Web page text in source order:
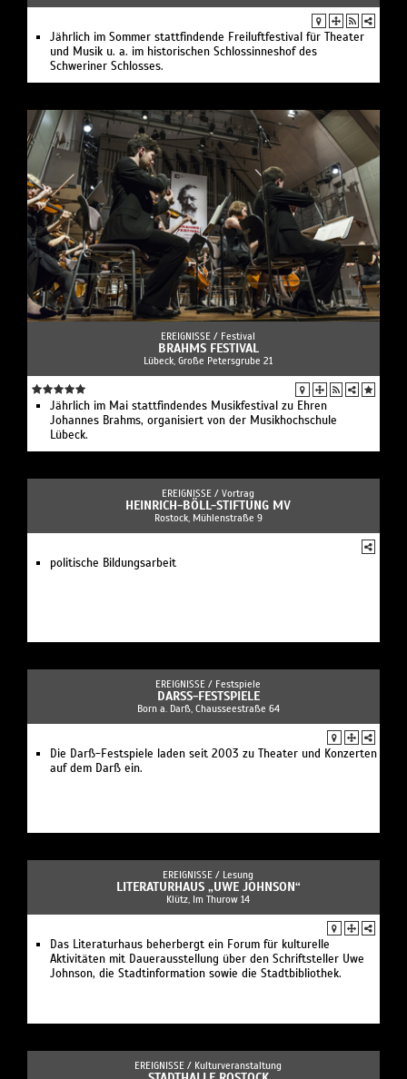
Jährlich im Sommer stattfindende Freiluftfestival für Theater
und Musik u. a. im historischen Schlossinneshof des
Schweriner Schlosses.
EREIGNISSE / Festival
BRAHMS FESTIVAL
Lübeck, Große Petersgrube 21
Jährlich im Mai stattfindendes Musikfestival zu Ehren
Johannes Brahms, organisiert von der Musikhochschule
Lübeck.
EREIGNISSE / Vortrag
HEINRICH-BÖLL-STIFTUNG MV
Rostock, Mühlenstraße 9
politische Bildungsarbeit
EREIGNISSE / Festspiele
DARSS-FESTSPIELE
Born a. Darß, Chausseestraße 64
Die Darß-Festspiele laden seit 2003 zu Theater und Konzerten
auf dem Darß ein.
EREIGNISSE / Lesung
LITERATURHAUS „UWE JOHNSON“
Klütz, Im Thurow 14
Das Literaturhaus beherbergt ein Forum für kulturelle
Aktivitäten mit Dauerausstellung über den Schriftsteller Uwe
Johnson, die Stadtinformation sowie die Stadtbibliothek.
EREIGNISSE / Kulturveranstaltung